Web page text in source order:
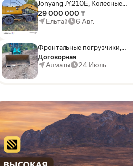
AD
Jonyang JY210E, Колесные
экскаваторы
29 000 000 ₸
Ельтай
6 Авг.
Фронтальные погрузчики,
Sunward ZYJ 320
Договорная
Алматы
24 Июль.